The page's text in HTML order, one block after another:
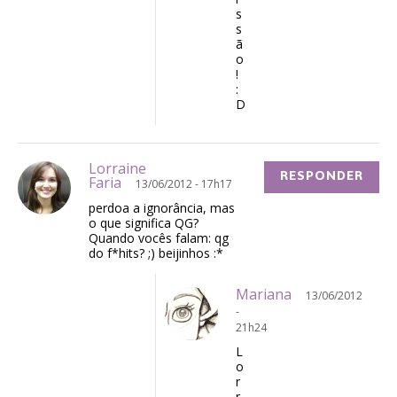
s
s
ã
o
!
:
D
Lorraine
Faria 13/06/2012 - 17h17
perdoa a ignorância, mas
o que significa QG?
Quando vocês falam: qg
do f*hits? ;) beijinhos :*
RESPONDER
Mariana
13/06/2012
-
21h24
L
o
r